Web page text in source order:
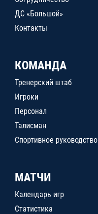
ДС «Большой»
Контакты
КОМАНДА
Тренерский штаб
Игроки
Персонал
Талисман
Спортивное руководство
МАТЧИ
Календарь игр
Статистика